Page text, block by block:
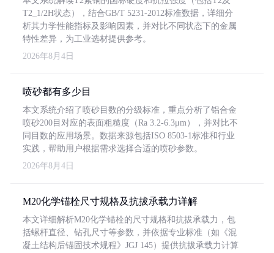
T2_1/2H状态），结合GB/T 5231-2012标准数据，详细分
析其力学性能指标及影响因素，并对比不同状态下的金属
特性差异，为工业选材提供参考。
2026年8月4日
喷砂都有多少目
本文系统介绍了喷砂目数的分级标准，重点分析了铝合金
喷砂200目对应的表面粗糙度（Ra 3.2-6.3μm），并对比不
同目数的应用场景。数据来源包括ISO 8503-1标准和行业
实践，帮助用户根据需求选择合适的喷砂参数。
2026年8月4日
M20化学锚栓尺寸规格及抗拔承载力详解
本文详细解析M20化学锚栓的尺寸规格和抗拔承载力，包
括螺杆直径、钻孔尺寸等参数，并依据专业标准（如《混
凝土结构后锚固技术规程》JGJ 145）提供抗拔承载力计算